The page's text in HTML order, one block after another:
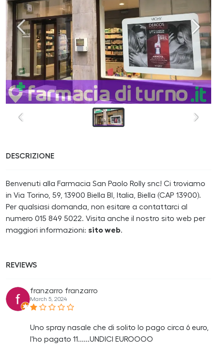
DESCRIZIONE
Benvenuti alla Farmacia San Paolo Rolly snc! Ci troviamo
in Via Torino, 59, 13900 Biella BI, Italia, Biella (CAP 13900).
Per qualsiasi domanda, non esitare a contattarci al
numero 015 849 5022. Visita anche il nostro sito web per
maggiori informazioni: sito web.
REVIEWS
franzarro franzarro
March 5, 2024
Uno spray nasale che di solito lo pago circa 6 euro,
l'ho pagato 11......UNDICI EUROOOO